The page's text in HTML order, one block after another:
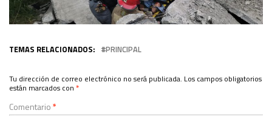
TEMAS RELACIONADOS: PRINCIPAL
Tu dirección de correo electrónico no será publicada. Los campos obligatorios
están marcados con *
Comentario*